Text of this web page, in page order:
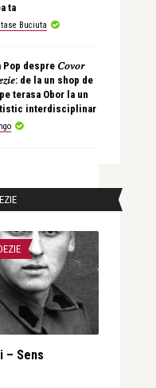
ta
Buciuta
Pop despre 𝐶𝑜𝑣𝑜𝑟
de la un shop de
terasa Obor la un
interdisciplinar
– Sens